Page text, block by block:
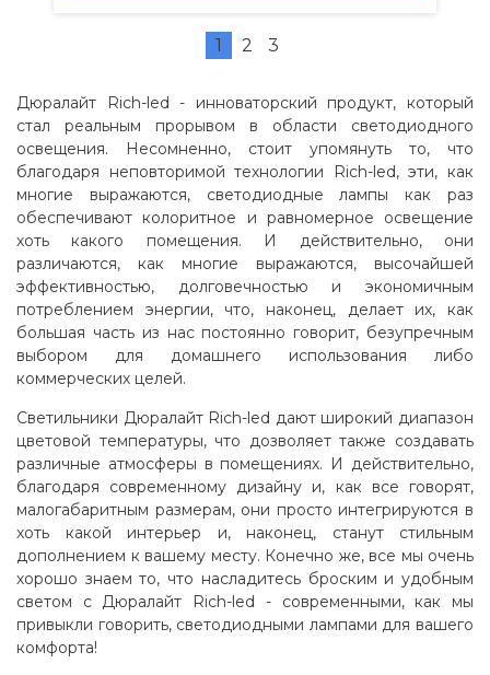
1 2 3
Дюралайт Rich-led - инноваторский продукт, который
стал реальным прорывом в области светодиодного
освещения. Несомненно, стоит упомянуть то, что
благодаря неповторимой технологии Rich-led, эти, как
многие выражаются, светодиодные лампы как раз
обеспечивают колоритное и равномерное освещение
хоть какого помещения. И действительно, они
различаются, как многие выражаются, высочайшей
эффективностью, долговечностью и экономичным
потреблением энергии, что, наконец, делает их, как
большая часть из нас постоянно говорит, безупречным
выбором для домашнего использования либо
коммерческих целей.
Светильники Дюралайт Rich-led дают широкий диапазон
цветовой температуры, что дозволяет также создавать
различные атмосферы в помещениях. И действительно,
благодаря современному дизайну и, как все говорят,
малогабаритным размерам, они просто интегрируются в
хоть какой интерьер и, наконец, станут стильным
дополнением к вашему месту. Конечно же, все мы очень
хорошо знаем то, что насладитесь броским и удобным
светом с Дюралайт Rich-led - современными, как мы
привыкли говорить, светодиодными лампами для вашего
комфорта!